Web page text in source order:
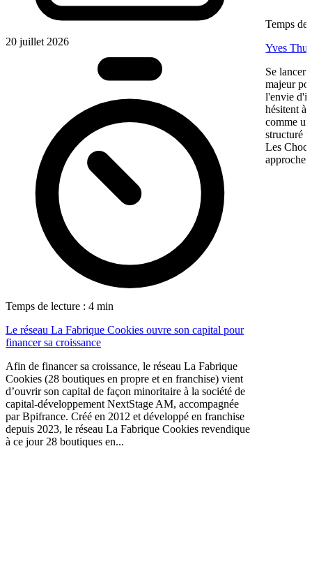
20 juillet 2026
Temps de lecture : 4 min
Le réseau La Fabrique Cookies ouvre son capital pour
financer sa croissance
Afin de financer sa croissance, le réseau La Fabrique
Cookies (28 boutiques en propre et en franchise) vient
d’ouvrir son capital de façon minoritaire à la société de
capital-développement NextStage AM, accompagnée
par Bpifrance. Créé en 2012 et développé en franchise
depuis 2023, le réseau La Fabrique Cookies revendique
à ce jour 28 boutiques en...
Temps de
Yves
Se lancer
majeur
l'envie
hésitent à
comme
structuré
Les
approche,